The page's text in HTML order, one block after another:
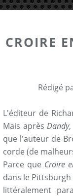
CROIRE
Rédigé
L'éditeur de
Mais aprèsDandy
que l'auteur de
corde (de
Parce que Croire
dans le
littéralement